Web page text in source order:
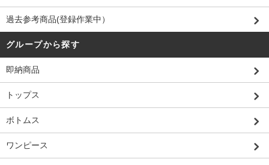
過去参考商品(登録作業中）
グループから探す
即納商品
トップス
ボトムス
ワンピース